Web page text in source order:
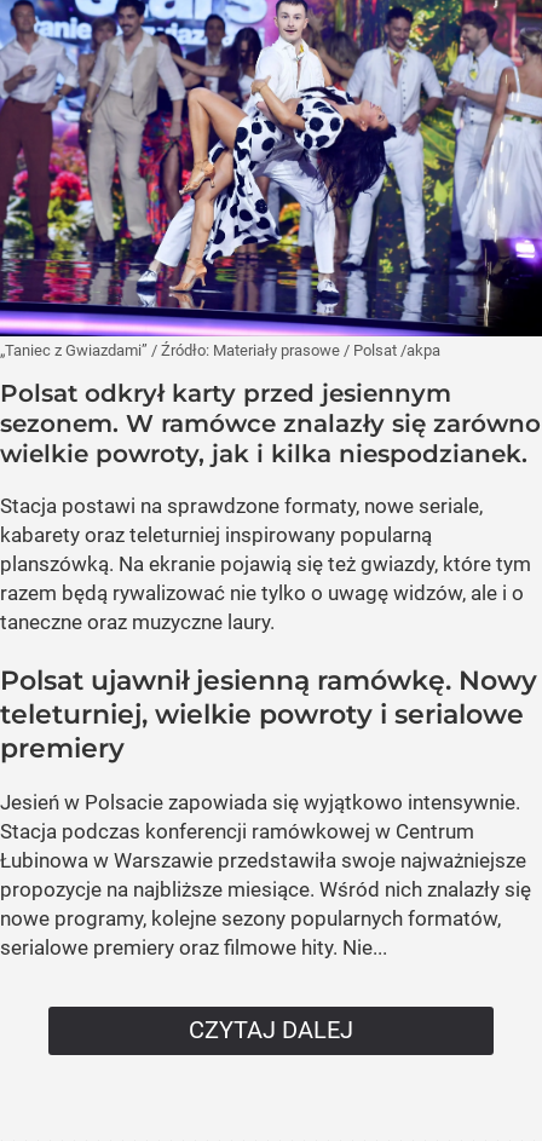
„Taniec z Gwiazdami” / Źródło: Materiały prasowe / Polsat /akpa
Polsat odkrył karty przed jesiennym
sezonem. W ramówce znalazły się zarówno
wielkie powroty, jak i kilka niespodzianek.
Stacja postawi na sprawdzone formaty, nowe seriale,
kabarety oraz teleturniej inspirowany popularną
planszówką. Na ekranie pojawią się też gwiazdy, które tym
razem będą rywalizować nie tylko o uwagę widzów, ale i o
taneczne oraz muzyczne laury.
Polsat ujawnił jesienną ramówkę. Nowy
teleturniej, wielkie powroty i serialowe
premiery
Jesień w Polsacie zapowiada się wyjątkowo intensywnie.
Stacja podczas konferencji ramówkowej w Centrum
Łubinowa w Warszawie przedstawiła swoje najważniejsze
propozycje na najbliższe miesiące. Wśród nich znalazły się
nowe programy, kolejne sezony popularnych formatów,
serialowe premiery oraz filmowe hity. Nie...
CZYTAJ DALEJ